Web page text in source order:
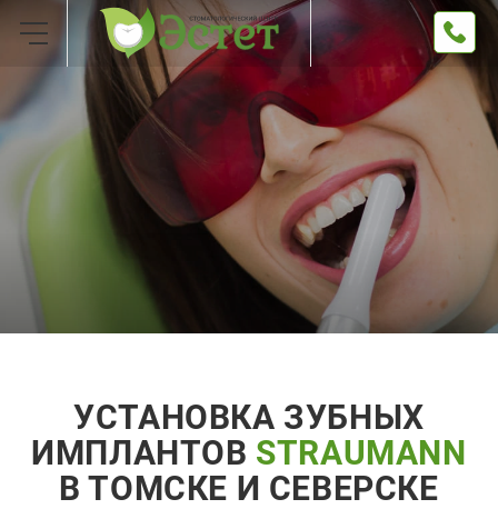
УСТАНОВКА ЗУБНЫХ
ИМПЛАНТОВ STRAUMANN
В ТОМСКЕ И СЕВЕРСКЕ